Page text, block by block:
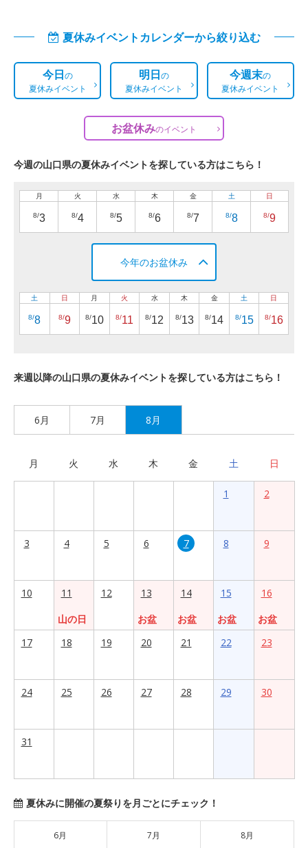
夏休みイベントカレンダーから絞り込む
今日の
夏休みイベント
明日の
夏休みイベント
今週末の
夏休みイベント
お盆休みのイベント
今週の山口県の夏休みイベントを探している方はこちら！
月
8/3
火
8/4
水
8/5
木
8/6
金
8/7
土
8/8
日
8/9
今年のお盆休み
土
8/8
日
8/9
月
8/10
火
8/11
水
8/12
木
8/13
金
8/14
土
8/15
日
8/16
来週以降の山口県の夏休みイベントを探している方はこちら！
6月 7月 8月
月 火 水 木 金 土 日
1 2
3 4 5 6 7 8 9
10
11
山の日
12
13
お盆
14
お盆
15
お盆
16
お盆
17
18 19 20 21 22 23
24 25 26 27 28 29 30
31
夏休みに開催の夏祭りを月ごとにチェック！
6月 7月 8月